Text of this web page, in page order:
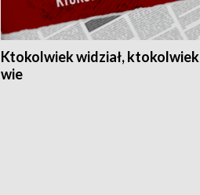
Ktokolwiek widział, ktokolwiek
wie